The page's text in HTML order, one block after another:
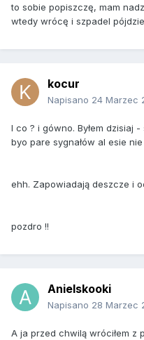
to sobie popiszczę, mam
wtedy wrócę i szpadel
kocur
Napisano 24 Marzec
I co ? i gówno. Byłem dzisiaj
byo pare sygnałów al esie nie
ehh. Zapowiadają deszcze i
pozdro !!
Anielskooki
Napisano 28 Marzec
A ja przed chwilą wróciłem z